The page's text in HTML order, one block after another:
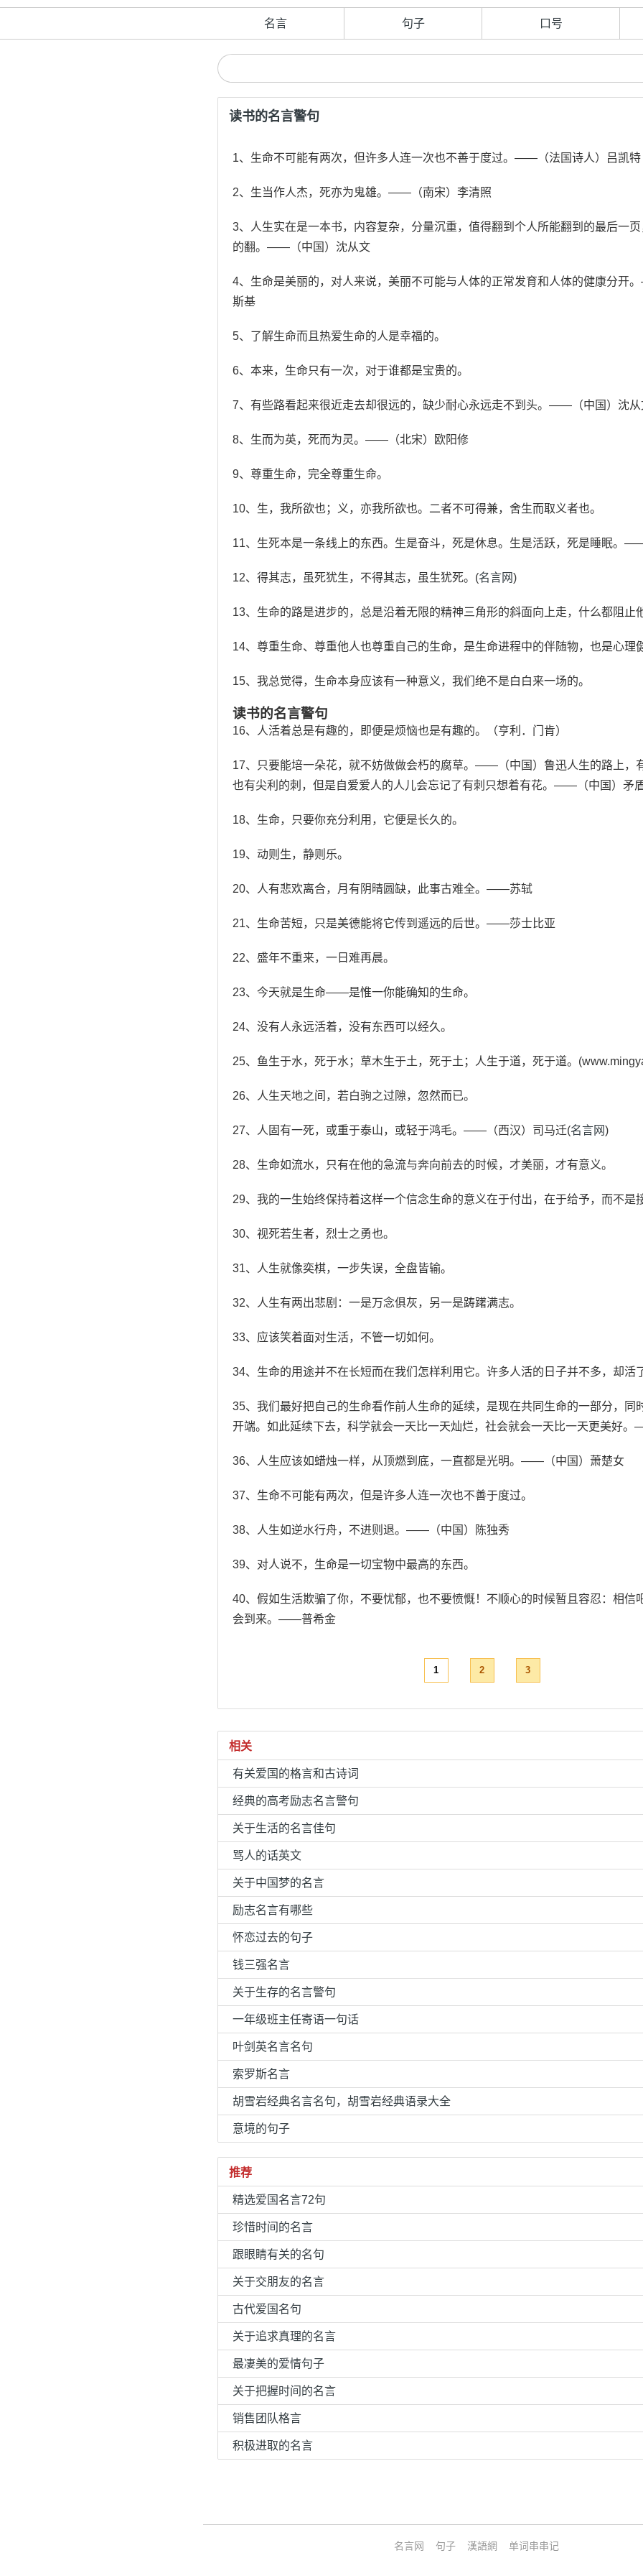
名言 句子 口号
读书的名言警句
1、生命不可能有两次，但许多人连一次也不善于度过。——（法国诗人）吕凯特
2、生当作人杰，死亦为鬼雄。——（南宋）李清照
3、人生实在是一本书，内容复杂，分量沉重，值得翻到个人所能翻到的最后一
的翻。——（中国）沈从文
4、生命是美丽的，对人来说，美丽不可能与人体的正常发育和人体的健康分开
斯基
5、了解生命而且热爱生命的人是幸福的。
6、本来，生命只有一次，对于谁都是宝贵的。
7、有些路看起来很近走去却很远的，缺少耐心永远走不到头。——（中国）沈从
8、生而为英，死而为灵。——（北宋）欧阳修
9、尊重生命，完全尊重生命。
10、生，我所欲也；义，亦我所欲也。二者不可得兼，舍生而取义者也。
11、生死本是一条线上的东西。生是奋斗，死是休息。生是活跃，死是睡眠。
12、得其志，虽死犹生，不得其志，虽生犹死。(名言网)
13、生命的路是进步的，总是沿着无限的精神三角形的斜面向上走，什么都阻止
14、尊重生命、尊重他人也尊重自己的生命，是生命进程中的伴随物，也是心理
15、我总觉得，生命本身应该有一种意义，我们绝不是白白来一场的。
读书的名言警句
16、人活着总是有趣的，即便是烦恼也是有趣的。（亨利．门肯）
17、只要能培一朵花，就不妨做做会朽的腐草。——（中国）鲁迅人生的路上，
也有尖利的刺，但是自爱爱人的人儿会忘记了有刺只想着有花。——（中国）矛
18、生命，只要你充分利用，它便是长久的。
19、动则生，静则乐。
20、人有悲欢离合，月有阴晴圆缺，此事古难全。——苏轼
21、生命苦短，只是美德能将它传到遥远的后世。——莎士比亚
22、盛年不重来，一日难再晨。
23、今天就是生命——是惟一你能确知的生命。
24、没有人永远活着，没有东西可以经久。
25、鱼生于水，死于水；草木生于土，死于土；人生于道，死于道。
26、人生天地之间，若白驹之过隙，忽然而已。
27、人固有一死，或重于泰山，或轻于鸿毛。——（西汉）司马迁(名言网)
28、生命如流水，只有在他的急流与奔向前去的时候，才美丽，才有意义。
29、我的一生始终保持着这样一个信念生命的意义在于付出，在于给予，而不是
30、视死若生者，烈士之勇也。
31、人生就像奕棋，一步失误，全盘皆输。
32、人生有两出悲剧：一是万念俱灰，另一是踌躇满志。
33、应该笑着面对生活，不管一切如何。
34、生命的用途并不在长短而在我们怎样利用它。许多人活的日子并不多，却活
35、我们最好把自己的生命看作前人生命的延续，是现在共同生命的一部分，同
开端。如此延续下去，科学就会一天比一天灿烂，社会就会一天比一天更美好
36、人生应该如蜡烛一样，从顶燃到底，一直都是光明。——（中国）萧楚女
37、生命不可能有两次，但是许多人连一次也不善于度过。
38、人生如逆水行舟，不进则退。——（中国）陈独秀
39、对人说不，生命是一切宝物中最高的东西。
40、假如生活欺骗了你，不要忧郁，也不要愤慨！不顺心的时候暂且容忍：相信
会到来。——普希金
1 2 3
相关
有关爱国的格言和古诗词
经典的高考励志名言警句
关于生活的名言佳句
骂人的话英文
关于中国梦的名言
励志名言有哪些
怀恋过去的句子
钱三强名言
关于生存的名言警句
一年级班主任寄语一句话
叶剑英名言名句
索罗斯名言
胡雪岩经典名言名句，胡雪岩经典语录大全
意境的句子
推荐
精选爱国名言72句
珍惜时间的名言
跟眼睛有关的名句
关于交朋友的名言
古代爱国名句
关于追求真理的名言
最凄美的爱情句子
关于把握时间的名言
销售团队格言
积极进取的名言
名言网 句子 漢語網 单词串串记